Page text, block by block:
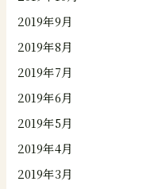
2019年9月
2019年8月
2019年7月
2019年6月
2019年5月
2019年4月
2019年3月